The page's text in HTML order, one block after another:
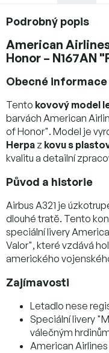
Podrobný popis
American
Honor – N167AN
Obecné informace
Tento kovový model
barvách American
of Honor". Model je
Herpa z kovu s
kvalitu a detailní
Původ a historie
Airbus A321 je
dlouhé tratě. Tento
speciální livery
Valor", které vzdává
amerického
Zajímavosti
Letadlo nese
Speciální livery
válečným
American